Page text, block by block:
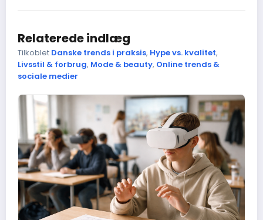
Relaterede indlæg
Tilkoblet Danske trends i praksis, Hype vs. kvalitet,
Livsstil & forbrug, Mode & beauty, Online trends &
sociale medier